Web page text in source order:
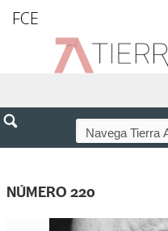
FCE
NÚMERO 220